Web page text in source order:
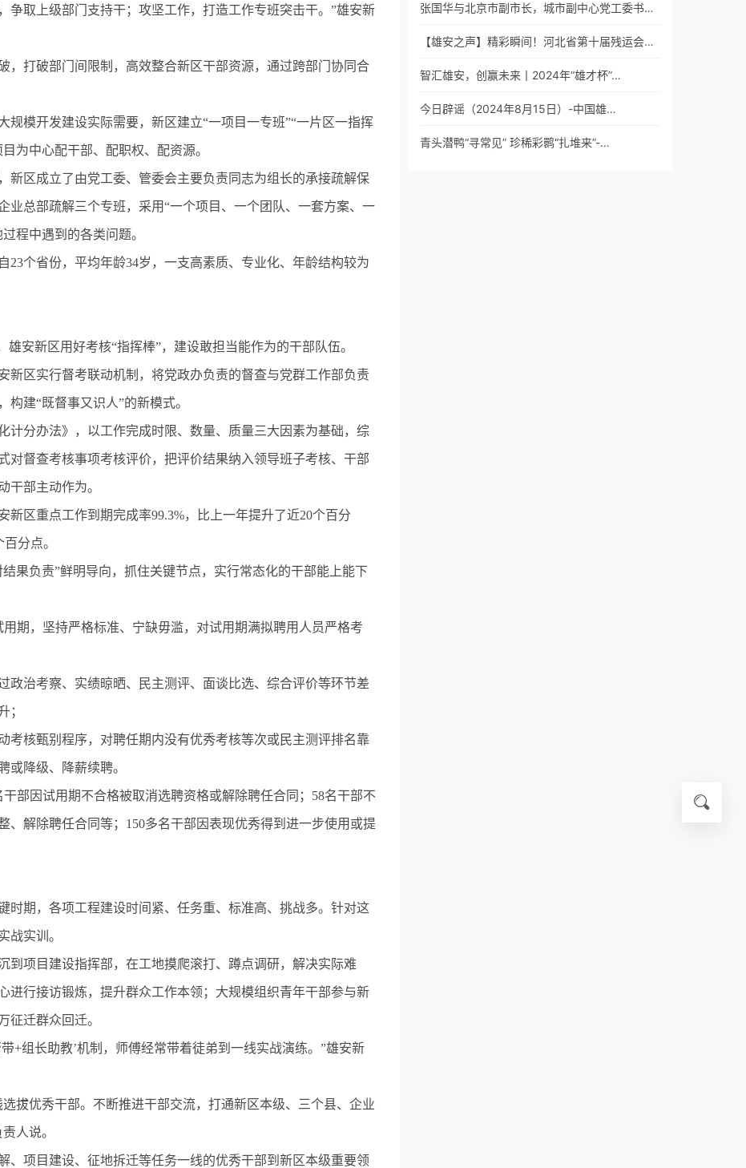
争取上级部门支持干；攻坚工作，打造工作专班突击干。”雄安新
打破部门间限制，高效整合新区干部资源，通过跨部门协同合
模开发建设实际需要，新区建立“一项目一专班”“一片区一指挥
为中心配干部、配职权、配资源。
区成立了由党工委、管委会主要负责同志为组长的承接疏解保
业总部疏解三个专班，采用“一个项目、一个团队、一套方案、一
程中遇到的各类问题。
个省份，平均年龄34岁，一支高素质、专业化、年龄结构较为
安新区用好考核“指挥棒”，建设敢担当能作为的干部队伍。
区实行督考联动机制，将党政办负责的督查与党群工作部负责
建“既督事又识人”的新模式。
分办法》，以工作完成时限、数量、质量三大因素为基础，综
对督查考核事项考核评价，把评价结果纳入领导班子考核、干部
干部主动作为。
区重点工作到期完成率99.3%，比上一年提升了近20个百分
分点。
负责”鲜明导向，抓住关键节点，实行常态化的干部能上能下
，坚持严格标准、宁缺毋滥，对试用期满拟聘用人员严格考
治考察、实绩晾晒、民主测评、面谈比选、综合评价等环节差
；
核甄别程序，对聘任期内没有优秀考核等次或民主测评排名靠
或降级、降薪续聘。
因试用期不合格被取消选聘资格或解除聘任合同；58名干部不
、解除聘任合同等；150多名干部因表现优秀得到进一步使用或提
期，各项工程建设时间紧、任务重、标准高、挑战多。针对这
战实训。
项目建设指挥部，在工地摸爬滚打、蹲点调研，解决实际难
进行接访锻炼，提升群众工作本领；大规模组织青年干部参与新
征迁群众回迁。
组长助教’机制，师傅经常带着徒弟到一线实战演练。”雄安新
优秀干部。不断推进干部交流，打通新区本级、三个县、企业
人说。
项目建设、征地拆迁等任务一线的优秀干部到新区本级重要领
张国华与北京市副市长，城市副中心党工委书…
【雄安之声】精彩瞬间！河北省第十届残运会…
智汇雄安，创赢未来丨2024年“雄才杯”…
今日辟谣（2024年8月15日）-中国雄…
青头潜鸭“寻常见” 珍稀彩鹮“扎堆来”-…